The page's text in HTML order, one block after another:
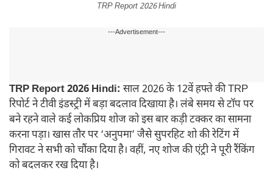
TRP Report 2026 Hindi
---Advertisement---
TRP Report 2026 Hindi: साल 2026 के 12वें हफ्ते की TRP
रिपोर्ट ने टीवी इंडस्ट्री में बड़ा बदलाव दिखाया है। लंबे समय से टॉप पर
बने रहने वाले कई लोकप्रिय शोज को इस बार कड़ी टक्कर का सामना
करना पड़ा। खास तौर पर ‘अनुपमा’ जैसे सुपरहिट शो की रेटिंग में
गिरावट ने सभी को चौंका दिया है। वहीं, नए शोज की एंट्री ने पूरी रैंकिंग
को बदलकर रख दिया है।